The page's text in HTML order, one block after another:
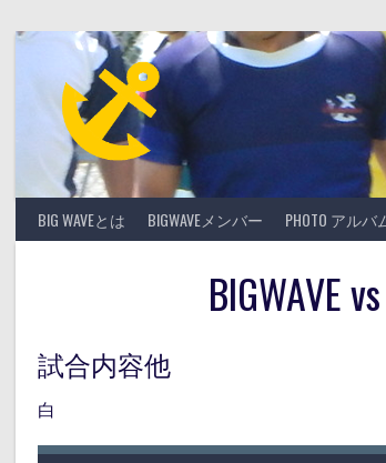
BIG WAVEとは BIGWAVEメンバー PHOTO アルバ
BIGWAVE
試合内容他
白